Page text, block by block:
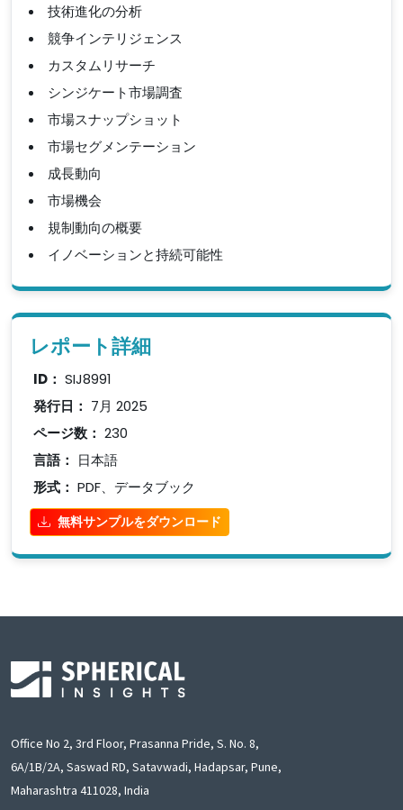
技術進化の分析
競争インテリジェンス
カスタムリサーチ
シンジケート市場調査
市場スナップショット
市場セグメンテーション
成長動向
市場機会
規制動向の概要
イノベーションと持続可能性
レポート詳細
ID： SIJ8991
発行日： 7月 2025
ページ数： 230
言語： 日本語
形式： PDF、データブック
無料サンプルをダウンロード
Office No 2, 3rd Floor, Prasanna Pride, S. No. 8,
6A/1B/2A, Saswad RD, Satavwadi, Hadapsar, Pune,
Maharashtra 411028, India